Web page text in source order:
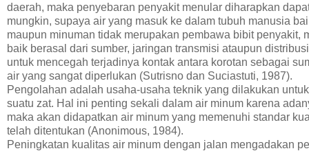
daerah, maka penyebaran penyakit menular diharapkan
mungkin, supaya air yang masuk ke dalam tubuh manusia
maupun minuman tidak merupakan pembawa bibit penyakit,
baik berasal dari sumber, jaringan transmisi ataupun
untuk mencegah terjadinya kontak antara korotan sebagai
air yang sangat diperlukan (Sutrisno dan Suciastuti, 1987).
Pengolahan adalah usaha-usaha teknik yang dilakukan
suatu zat. Hal ini penting sekali dalam air minum karena
maka akan didapatkan air minum yang memenuhi standar
telah ditentukan (Anonimous, 1984).
Peningkatan kualitas air minum dengan jalan mengadakan